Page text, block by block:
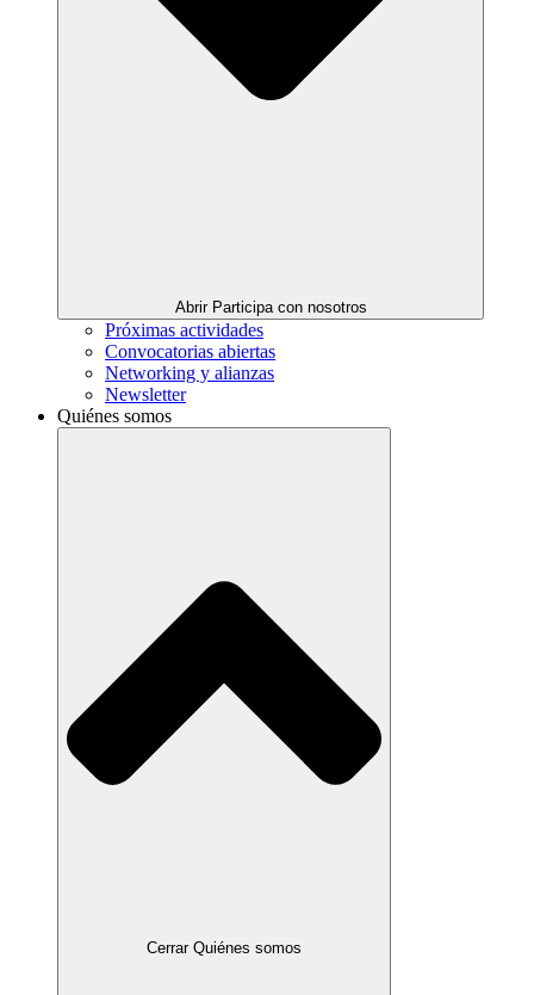
Abrir Participa con nosotros
Próximas actividades
Convocatorias abiertas
Networking y alianzas
Newsletter
Quiénes somos
Cerrar Quiénes somos